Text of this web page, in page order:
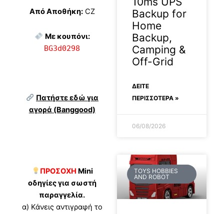
Από Αποθήκη:CZ
Με κουπόνι:
BG3d0298
Πατήστε εδώ για
αγορά (Banggood)
ΠΡΟΣΟΧΗ Mini
οδηγίες για σωστή
παραγγελία.
α) Κάνεις αντιγραφή το
Backup for
Home
Backup,
Camping &
Off-Grid
ΔΕΊΤΕ
ΠΕΡΙΣΣΟΤΕΡΑ »
06/08/2026
TOYS HOBBIES
AND ROBOT